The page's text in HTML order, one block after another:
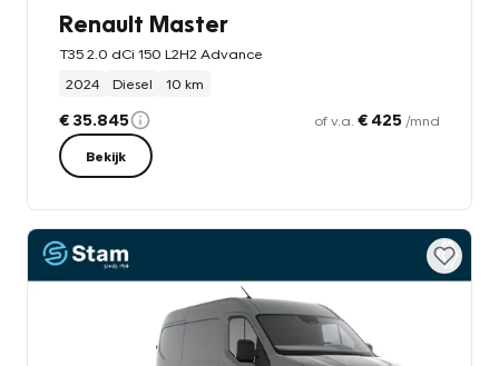
Renault Master
T35 2.0 dCi 150 L2H2 Advance
2024
Diesel 10 km
€ 35.845 of v.a. € 425 /mnd
Bekijk